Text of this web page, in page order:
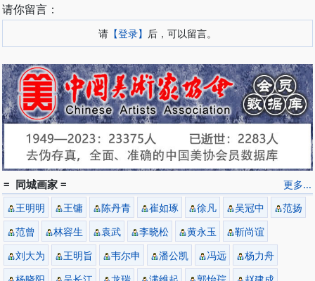
请你留言：
请 【登录】 后，可以留言。
更多...
= 同城画家 =
王明明 王镛 陈丹青 崔如琢 徐凡 吴冠中
范扬
范曾
林容生 袁武 李晓松 黄永玉
靳尚谊
刘大为
王明旨 韦尔申 潘公凯 冯远
杨力舟